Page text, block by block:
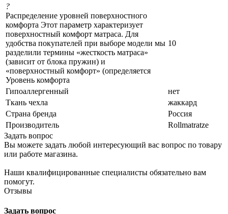
?
Распределение уровней поверхностного
комфорта Этот параметр характеризует
поверхностный комфорт матраса. Для
удобства покупателей при выборе модели мы
разделили термины «жесткость матраса»
(зависит от блока пружин) и
«поверхностный комфорт» (определяется
Уровень комфорта
10
Гипоаллергенный
нет
Ткань чехла
жаккард
Страна бренда
Россия
Производитель
Rollmatratze
Задать вопрос
Вы можете задать любой интересующий вас вопрос по товару
или работе магазина.
Наши квалифицированные специалисты обязательно вам
помогут.
Отзывы
Задать вопрос